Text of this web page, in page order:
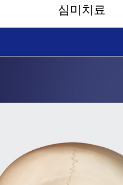
심미치료